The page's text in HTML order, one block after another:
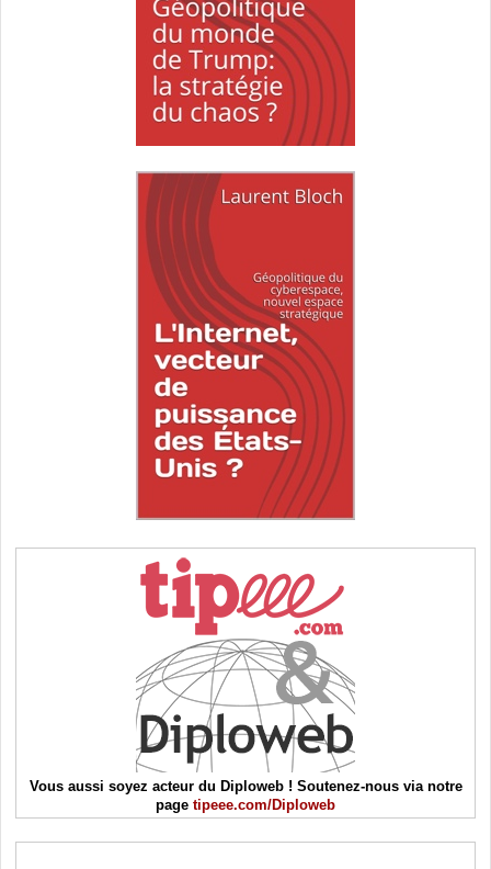
Vous aussi soyez acteur du Diploweb ! Soutenez-nous via notre
page tipeee.com/Diploweb